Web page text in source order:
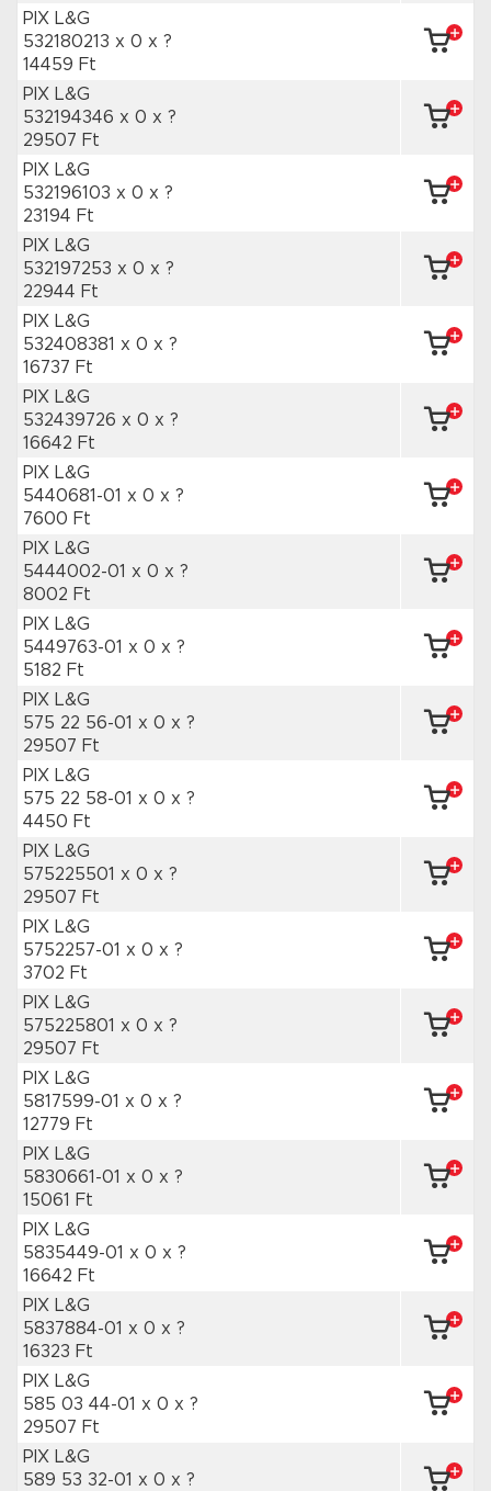
PIX L&G
532180213 x 0 x ?
14459 Ft
PIX L&G
532194346 x 0 x ?
29507 Ft
PIX L&G
532196103 x 0 x ?
23194 Ft
PIX L&G
532197253 x 0 x ?
22944 Ft
PIX L&G
532408381 x 0 x ?
16737 Ft
PIX L&G
532439726 x 0 x ?
16642 Ft
PIX L&G
5440681-01 x 0 x ?
7600 Ft
PIX L&G
5444002-01 x 0 x ?
8002 Ft
PIX L&G
5449763-01 x 0 x ?
5182 Ft
PIX L&G
575 22 56-01 x 0 x ?
29507 Ft
PIX L&G
575 22 58-01 x 0 x ?
4450 Ft
PIX L&G
575225501 x 0 x ?
29507 Ft
PIX L&G
5752257-01 x 0 x ?
3702 Ft
PIX L&G
575225801 x 0 x ?
29507 Ft
PIX L&G
5817599-01 x 0 x ?
12779 Ft
PIX L&G
5830661-01 x 0 x ?
15061 Ft
PIX L&G
5835449-01 x 0 x ?
16642 Ft
PIX L&G
5837884-01 x 0 x ?
16323 Ft
PIX L&G
585 03 44-01 x 0 x ?
29507 Ft
PIX L&G
589 53 32-01 x 0 x ?